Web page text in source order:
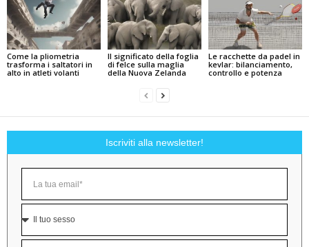
Come la pliometria
trasforma i saltatori in
alto in atleti volanti
Il significato della foglia
di felce sulla maglia
della Nuova Zelanda
Le racchette da padel in
kevlar: bilanciamento,
controllo e potenza
Iscriviti alla newsletter!